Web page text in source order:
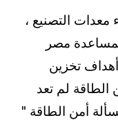
التصنيع ،
لمساعدة مصر
جيجاوات أهداف تخزين
لم تعد
أمن الطاقة "